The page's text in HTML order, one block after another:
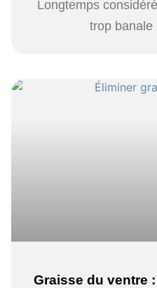
Longtemps
trop banale
Graisse du ventre